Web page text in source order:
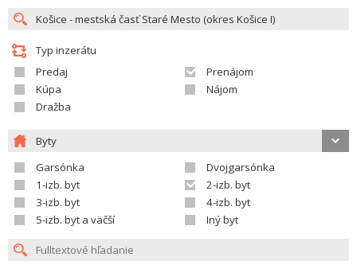
Typ inzerátu
Predaj
Prenájom
Kúpa
Nájom
Dražba
Byty
Garsónka
Dvojgarsónka
1-izb. byt
2-izb. byt
3-izb. byt
4-izb. byt
5-izb. byt a väčší
Iný byt